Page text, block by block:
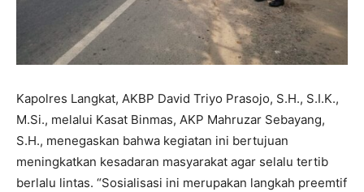
Kapolres Langkat, AKBP David Triyo Prasojo, S.H., S.I.K.,
M.Si., melalui Kasat Binmas, AKP Mahruzar Sebayang,
S.H., menegaskan bahwa kegiatan ini bertujuan
meningkatkan kesadaran masyarakat agar selalu tertib
berlalu lintas. “Sosialisasi ini merupakan langkah preemtif